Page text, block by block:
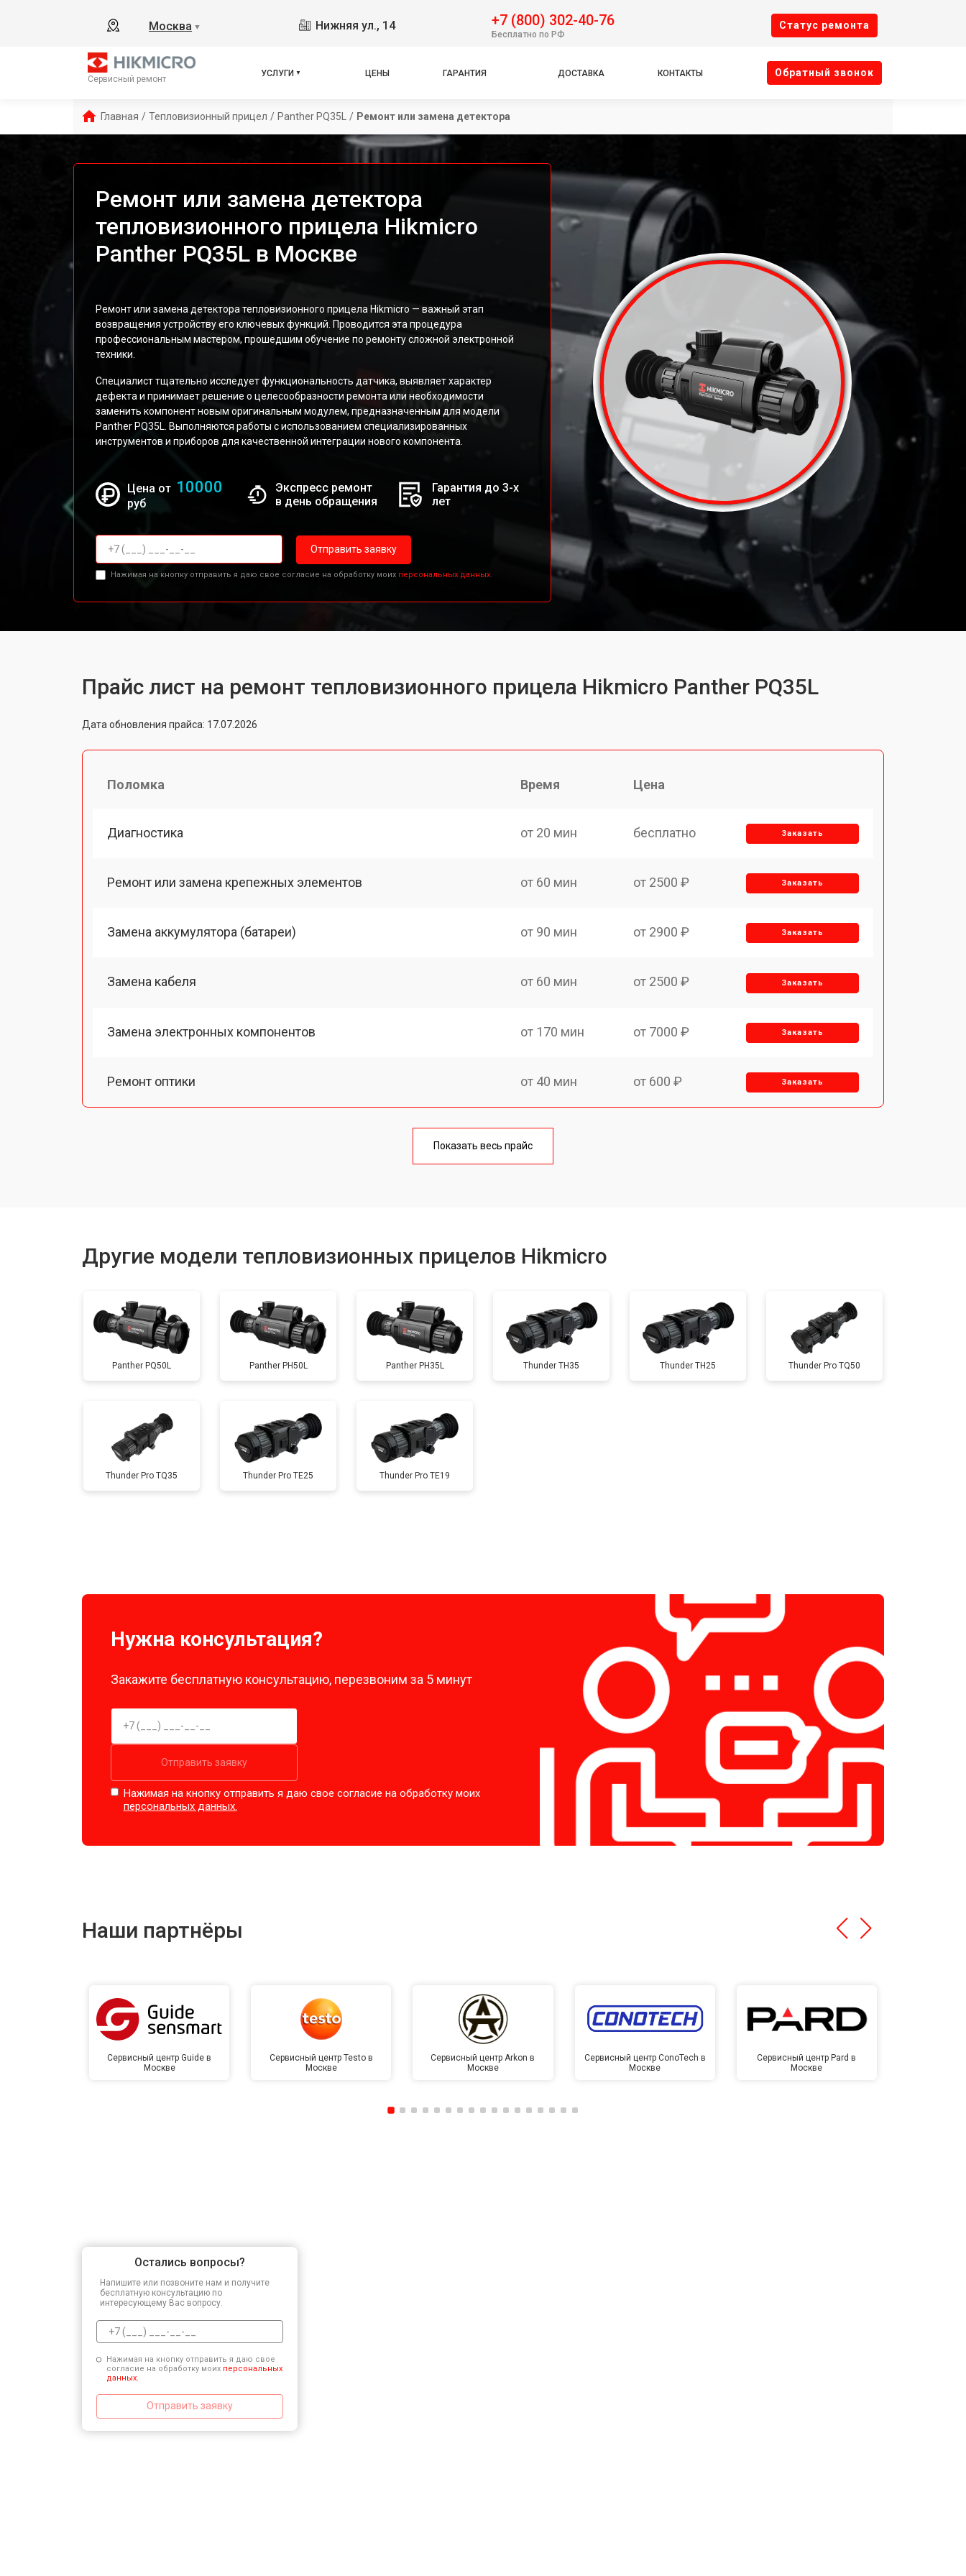
Москва ▼ Нижняя ул., 14 +7 (800) 302-40-76
Бесплатно по РФ
Cтатус ремонта
Сервисный ремонт
УСЛУГИ ЦЕНЫ ГАРАНТИЯ ДОСТАВКА КОНТАКТЫ Oбратный звонок
Главная / Тепловизионный прицел / Panther PQ35L / Ремонт или замена детектора
Ремонт или замена детектора
тепловизионного прицела Hikmicro
Panther PQ35L в Москве
Ремонт или замена детектора тепловизионного прицела Hikmicro — важный этап
возвращения устройству его ключевых функций. Проводится эта процедура
профессиональным мастером, прошедшим обучение по ремонту сложной электронной
техники.
Специалист тщательно исследует функциональность датчика, выявляет характер
дефекта и принимает решение о целесообразности ремонта или необходимости
заменить компонент новым оригинальным модулем, предназначенным для модели
Panther PQ35L. Выполняются работы с использованием специализированных
инструментов и приборов для качественной интеграции нового компонента.
Цена от 10000
руб
Экспресс ремонт
в день обращения
Гарантия до 3-х
лет
Отправить заявку
Нажимая на кнопку отправить я даю свое согласие на обработку моих персональных данных.
Прайс лист на ремонт тепловизионного прицела Hikmicro Panther PQ35L
Дата обновления прайса: 17.07.2026
Поломка Время Цена
Диагностика от 20 мин бесплатно Заказать
Ремонт или замена крепежных элементов от 60 мин от 2500 ₽ Заказать
Замена аккумулятора (батареи) от 90 мин от 2900 ₽ Заказать
Замена кабеля от 60 мин от 2500 ₽ Заказать
Замена электронных компонентов от 170 мин от 7000 ₽ Заказать
Ремонт оптики от 40 мин от 600 ₽ Заказать
от 170 мин
Показать весь прайс
Другие модели тепловизионных прицелов Hikmicro
Panther PQ50L Panther PH50L Panther PH35L Thunder TH35 Thunder TH25 Thunder Pro TQ50
Thunder Pro TQ35 Thunder Pro TE25 Thunder Pro TE19
Нужна консультация?
Закажите бесплатную консультацию, перезвоним за 5 минут
Отправить заявку
Нажимая на кнопку отправить я даю свое согласие на обработку моих
персональных данных.
Наши партнёры
Сервисный центр Guide в
Москве
Сервисный центр Testo в
Москве
Сервисный центр Arkon в
Москве
Сервисный центр ConoTech в
Москве
Сервисный центр Pard в
Москве
Остались вопросы?
Напишите или позвоните нам и получите
бесплатную консультацию по
интересующему Вас вопросу.
Нажимая на кнопку отправить я даю свое
согласие на обработку моих персональных
данных.
Отправить заявку